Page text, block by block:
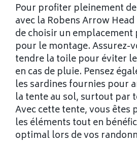
Pour profiter pleinement
avec la Robens Arrow
de choisir un emplacement
pour le montage. Assurez-
tendre la toile pour éviter
en cas de pluie. Pensez
les sardines fournies pour
la tente au sol, surtout par
Avec cette tente, vous
les éléments tout en
optimal lors de vos